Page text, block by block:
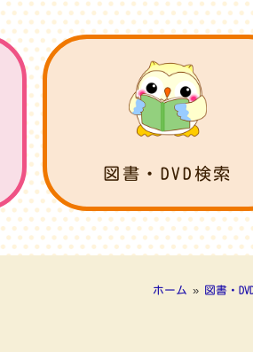
図書・DVD検索
ホーム » 図書・